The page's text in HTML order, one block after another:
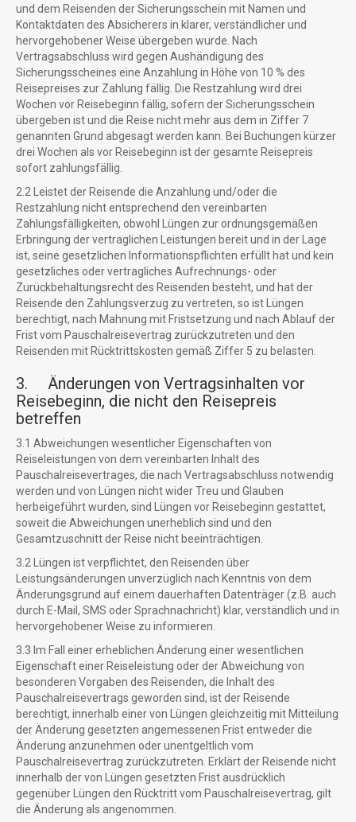
und dem Reisenden der Sicherungsschein mit Namen und
Kontaktdaten des Absicherers in klarer, verständlicher und
hervorgehobener Weise übergeben wurde. Nach
Vertragsabschluss wird gegen Aushändigung des
Sicherungsscheines eine Anzahlung in Höhe von 10 % des
Reisepreises zur Zahlung fällig. Die Restzahlung wird drei
Wochen vor Reisebeginn fällig, sofern der Sicherungsschein
übergeben ist und die Reise nicht mehr aus dem in Ziffer 7
genannten Grund abgesagt werden kann. Bei Buchungen kürzer
drei Wochen als vor Reisebeginn ist der gesamte Reisepreis
sofort zahlungsfällig.
2.2 Leistet der Reisende die Anzahlung und/oder die
Restzahlung nicht entsprechend den vereinbarten
Zahlungsfälligkeiten, obwohl Lüngen zur ordnungsgemäßen
Erbringung der vertraglichen Leistungen bereit und in der Lage
ist, seine gesetzlichen Informationspflichten erfüllt hat und kein
gesetzliches oder vertragliches Aufrechnungs- oder
Zurückbehaltungsrecht des Reisenden besteht, und hat der
Reisende den Zahlungsverzug zu vertreten, so ist Lüngen
berechtigt, nach Mahnung mit Fristsetzung und nach Ablauf der
Frist vom Pauschalreisevertrag zurückzutreten und den
Reisenden mit Rücktrittskosten gemäß Ziffer 5 zu belasten.
3. Änderungen von Vertragsinhalten vor
Reisebeginn, die nicht den Reisepreis
betreffen
3.1 Abweichungen wesentlicher Eigenschaften von
Reiseleistungen von dem vereinbarten Inhalt des
Pauschalreisevertrages, die nach Vertragsabschluss notwendig
werden und von Lüngen nicht wider Treu und Glauben
herbeigeführt wurden, sind Lüngen vor Reisebeginn gestattet,
soweit die Abweichungen unerheblich sind und den
Gesamtzuschnitt der Reise nicht beeinträchtigen.
3.2 Lüngen ist verpflichtet, den Reisenden über
Leistungsänderungen unverzüglich nach Kenntnis von dem
Änderungsgrund auf einem dauerhaften Datenträger (z.B. auch
durch E-Mail, SMS oder Sprachnachricht) klar, verständlich und in
hervorgehobener Weise zu informieren.
3.3 Im Fall einer erheblichen Änderung einer wesentlichen
Eigenschaft einer Reiseleistung oder der Abweichung von
besonderen Vorgaben des Reisenden, die Inhalt des
Pauschalreisevertrags geworden sind, ist der Reisende
berechtigt, innerhalb einer von Lüngen gleichzeitig mit Mitteilung
der Änderung gesetzten angemessenen Frist entweder die
Änderung anzunehmen oder unentgeltlich vom
Pauschalreisevertrag zurückzutreten. Erklärt der Reisende nicht
innerhalb der von Lüngen gesetzten Frist ausdrücklich
gegenüber Lüngen den Rücktritt vom Pauschalreisevertrag, gilt
die Änderung als angenommen.